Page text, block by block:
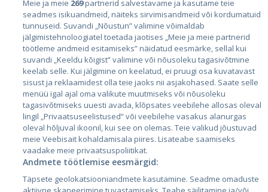
Эстония
Латвия
Литва
City24.lv
City24.ee
CVbankas.lt
Kainos.lt
Meie ja meie 269partnerid salvestavame ja kasutame teie
seadmes isikuandmeid, näiteks sirvimisandmeid või kordumatuid
tunnuseid. Suvandi „Nõustun” valimine võimaldab
jälgimistehnoloogiatel toetada jaotises „Meie ja meie partnerid
töötleme andmeid esitamiseks” näidatud eesmärke, sellal kui
suvandi „Keeldu kõigist” valimine või nõusoleku tagasivõtmine
keelab selle. Kui jälgimine on keelatud, ei pruugi osa kuvatavast
sisust ja reklaamidest olla teie jaoks nii asjakohased. Saate selle
menüü igal ajal oma valikute muutmiseks või nõusoleku
tagasivõtmiseks uuesti avada, klõpsates veebilehe allosas oleval
lingil „Privaatsuseelistused” või veebilehe vasakus alanurgas
oleval hõljuval ikoonil, kui see on olemas. Teie valikud jõustuvad
meie Veebisait kohaldamisala piires. Lisateabe saamiseks
vaadake meie privaatsuspoliitikat.
Andmete töötlemise eesmärgid:
Täpsete geolokatsiooniandmete kasutamine. Seadme omaduste